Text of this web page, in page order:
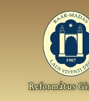
Baár–
Madas